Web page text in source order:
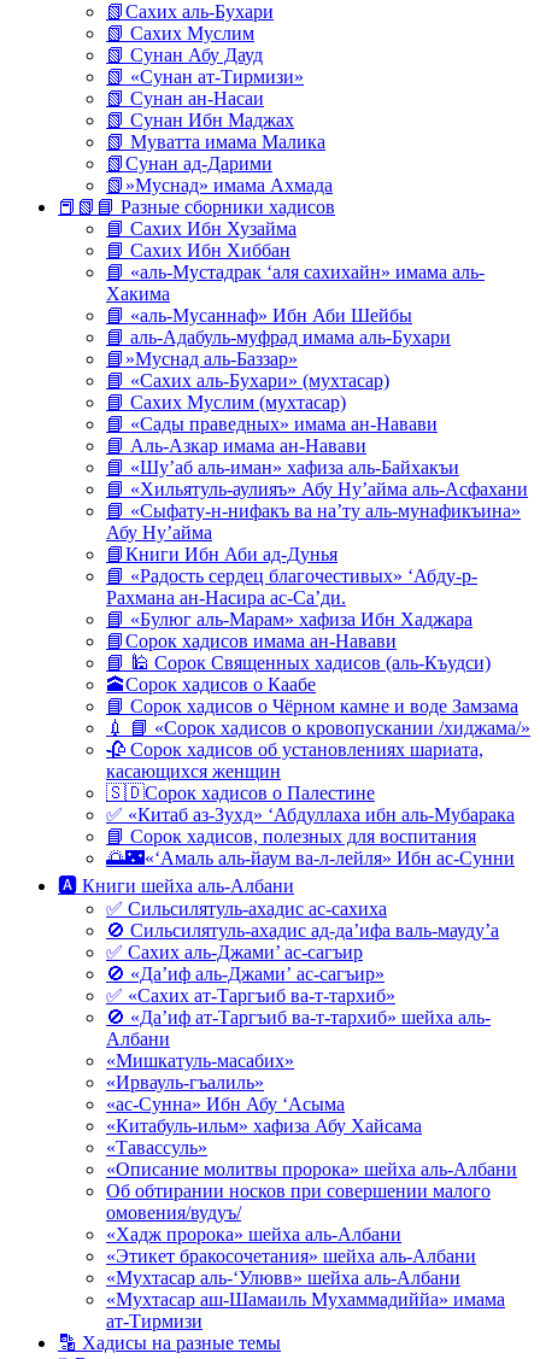
📗Сахих аль-Бухари
📗 Сахих Муслим
📗 Сунан Абу Дауд
📗 «Сунан ат-Тирмизи»
📗 Сунан ан-Насаи
📗 Сунан Ибн Маджах
📗 Муватта имама Малика
📗Сунан ад-Дарими
📗»Муснад» имама Ахмада
📕📗📘 Разные сборники хадисов
📘 Сахих Ибн Хузайма
📘 Сахих Ибн Хиббан
📘 «аль-Мустадрак ‘аля сахихайн» имама аль-
Хакима
📘 «аль-Мусаннаф» Ибн Аби Шейбы
📘 аль-Адабуль-муфрад имама аль-Бухари
📘»Муснад аль-Баззар»
📘 «Сахих аль-Бухари» (мухтасар)
📘 Сахих Муслим (мухтасар)
📘 «Сады праведных» имама ан-Навави
📘 Аль-Азкар имама ан-Навави
📘 «Шу’аб аль-иман» хафиза аль-Байхакъи
📘 «Хильятуль-аулияъ» Абу Ну’айма аль-Асфахани
📘 «Сыфату-н-нифакъ ва на’ту аль-мунафикъина»
Абу Ну’айма
📘Книги Ибн Аби ад-Дунья
📘 «Радость сердец благочестивых» ‘Абду-р-
Рахмана ан-Насира ас-Са’ди.
📘 «Булюг аль-Марам» хафиза Ибн Хаджара
📘Сорок хадисов имама ан-Навави
📘 🕌 Сорок Священных хадисов (аль-Къудси)
🕋Сорок хадисов о Каабе
📘 Сорок хадисов о Чёрном камне и воде Замзама
💉 📘 «Сорок хадисов о кровопускании /хиджама/»
🥀 Сорок хадисов об установлениях шариата,
касающихся женщин
🇸🇩Сорок хадисов о Палестине
✅ «Китаб аз-Зухд» ‘Абдуллаха ибн аль-Мубарака
📘 Сорок хадисов, полезных для воспитания
🌅🌃«‘Амаль аль-йаум ва-л-лейля» Ибн ас-Сунни
🅰 Книги шейха аль-Албани
✅ Сильсилятуль-ахадис ас-сахиха
🚫 Сильсилятуль-ахадис ад-да’ифа валь-мауду’а
✅ Сахих аль-Джами’ ас-сагъир
🚫 «Да’иф аль-Джами’ ас-сагъир»
✅ «Сахих ат-Таргъиб ва-т-тархиб»
🚫 «Да’иф ат-Таргъиб ва-т-тархиб» шейха аль-
Албани
«Мишкатуль-масабих»
«Ирвауль-гъалиль»
«ас-Сунна» Ибн Абу ‘Асыма
«Китабуль-ильм» хафиза Абу Хайсама
«Тавассуль»
«Описание молитвы пророка» шейха аль-Албани
Об обтирании носков при совершении малого
омовения/вудуъ/
«Хадж пророка» шейха аль-Албани
«Этикет бракосочетания» шейха аль-Албани
«Мухтасар аль-‘Улювв» шейха аль-Албани
«Мухтасар аш-Шамаиль Мухаммадиййа» имама
ат-Тирмизи
🔡 Хадисы на разные темы